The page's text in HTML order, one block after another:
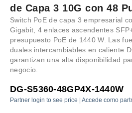
de Capa 3 10G con 48
Switch PoE de capa 3 empresarial
Gigabit, 4 enlaces ascendentes
presupuesto PoE de 1440 W. Las
duales intercambiables en caliente
garantizan una alta disponibilidad
negocio.
DG-S5360-48GP4X-1440W
Partner login to see price | Accede como